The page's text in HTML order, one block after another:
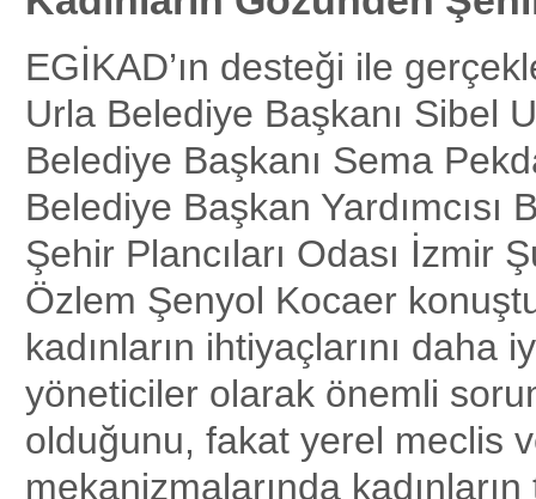
EGİKAD’ın desteği ile
Urla Belediye Başkanı Sibel
Belediye Başkanı Sema
Belediye Başkan Yardımcısı
Şehir Plancıları Odası İzmir
Özlem Şenyol Kocaer
kadınların ihtiyaçlarını daha
yöneticiler olarak önemli
olduğunu, fakat yerel meclis
mekanizmalarında